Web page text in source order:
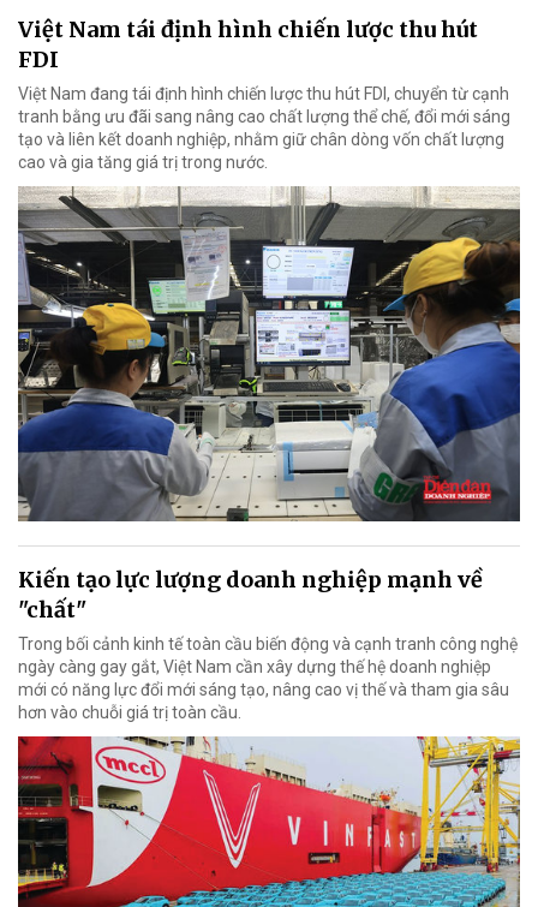
Việt Nam tái định hình chiến lược thu hút
FDI
Việt Nam đang tái định hình chiến lược thu hút FDI, chuyển từ cạnh
tranh bằng ưu đãi sang nâng cao chất lượng thể chế, đổi mới sáng
tạo và liên kết doanh nghiệp, nhằm giữ chân dòng vốn chất lượng
cao và gia tăng giá trị trong nước.
Kiến tạo lực lượng doanh nghiệp mạnh về
"chất"
Trong bối cảnh kinh tế toàn cầu biến động và cạnh tranh công nghệ
ngày càng gay gắt, Việt Nam cần xây dựng thế hệ doanh nghiệp
mới có năng lực đổi mới sáng tạo, nâng cao vị thế và tham gia sâu
hơn vào chuỗi giá trị toàn cầu.